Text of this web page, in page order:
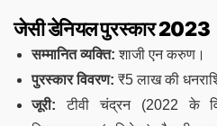
जेसी डेनियल पुरस्कार 2023
सम्मानित व्यक्ति: शाजी एन करुण।
पुरस्कार विवरण: ₹5 लाख की
जूरी: टीवी चंद्रन (2022 के